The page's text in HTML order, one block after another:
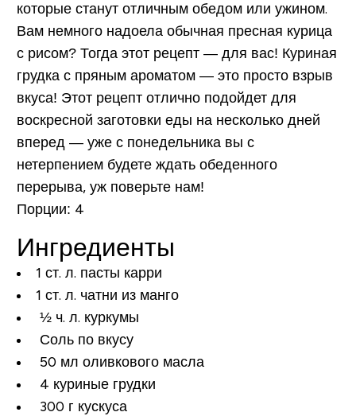
которые станут отличным обедом или ужином.
Вам немного надоела обычная пресная курица
с рисом? Тогда этот рецепт — для вас! Куриная
грудка с пряным ароматом — это просто взрыв
вкуса! Этот рецепт отлично подойдет для
воскресной заготовки еды на несколько дней
вперед — уже с понедельника вы с
нетерпением будете ждать обеденного
перерыва, уж поверьте нам!
Порции: 4
Ингредиенты
1 ст. л. пасты карри
1 ст. л. чатни из манго
½ ч. л. куркумы
Соль по вкусу
50 мл оливкового масла
4 куриные грудки
300 г кускуса